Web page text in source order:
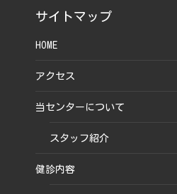
サイトマップ
HOME
アクセス
当センターについて
スタッフ紹介
健診内容